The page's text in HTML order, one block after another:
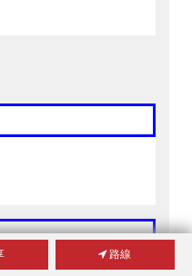
路線